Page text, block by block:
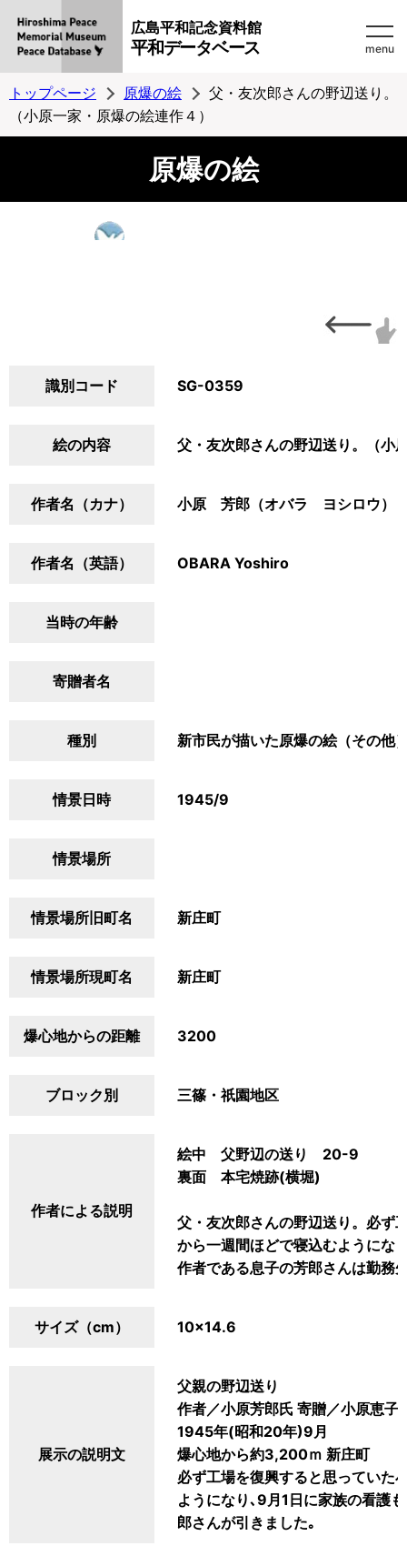
広島平和記念資料館
平和データベース menu
トップページ 原爆の絵
父・友次郎さんの野辺送り。
（小原一家・原爆の絵連作４）
原爆の絵
識別コード SG-0359
絵の内容 父・友次郎さんの野辺送り。（小
作者名（カナ） 小原 芳郎（オバラ ヨシロウ）
作者名（英語） OBARA Yoshiro
当時の年齢
寄贈者名
種別 新市民が描いた原爆の絵（その他
情景日時 1945/9
情景場所
情景場所旧町名 新庄町
情景場所現町名 新庄町
爆心地からの距離 3200
ブロック別 三篠・祇園地区
作者による説明
絵中 父野辺の送り 20-9
裏面 本宅焼跡(横堀)
父・友次郎さんの野辺送り。必ず
から一週間ほどで寝込むようにな
作者である息子の芳郎さんは勤務
サイズ（cm） 10×14.6
展示の説明文
父親の野辺送り
作者／小原芳郎氏 寄贈／小原恵子
1945年(昭和20年)9月
爆心地から約3,200ｍ 新庄町
必ず工場を復興すると思っていた
ようになり､9月1日に家族の看護
郎さんが引きました｡